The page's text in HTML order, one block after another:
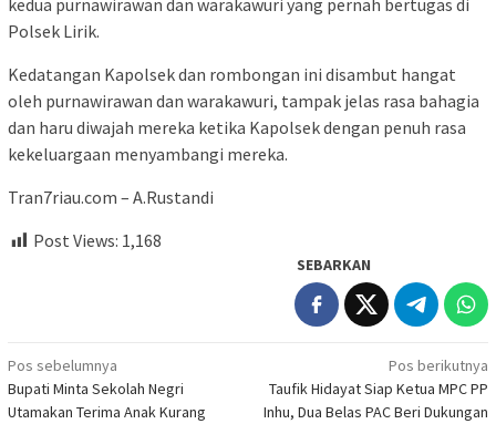
kedua purnawirawan dan warakawuri yang pernah bertugas di
Polsek Lirik.
Kedatangan Kapolsek dan rombongan ini disambut hangat
oleh purnawirawan dan warakawuri, tampak jelas rasa bahagia
dan haru diwajah mereka ketika Kapolsek dengan penuh rasa
kekeluargaan menyambangi mereka.
Tran7riau.com – A.Rustandi
Post Views: 1,168
SEBARKAN
Navigasi
pos
Pos sebelumnya
Bupati Minta Sekolah Negri
Utamakan Terima Anak Kurang
Pos berikutnya
Taufik Hidayat Siap Ketua MPC PP
Inhu, Dua Belas PAC Beri Dukungan